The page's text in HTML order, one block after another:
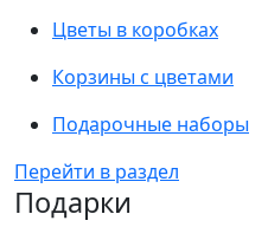
Цветы в коробках
Корзины с цветами
Подарочные наборы
Перейти в раздел
Подарки